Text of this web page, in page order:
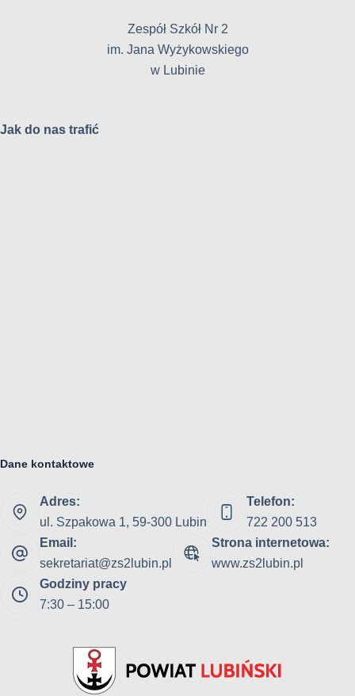
Zespół Szkół Nr 2
im. Jana Wyżykowskiego
w Lubinie
Jak do nas trafić
Dane kontaktowe
Adres:
ul. Szpakowa 1, 59-300 Lubin
Telefon:
722 200 513
Email:
sekretariat@zs2lubin.pl
Strona internetowa:
www.zs2lubin.pl
Godziny pracy
7:30 – 15:00